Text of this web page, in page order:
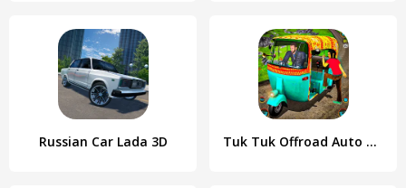
Russian Car Lada 3D Tuk Tuk Offroad Auto Rickshaw